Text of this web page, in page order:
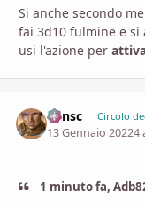
Si anche secondo
fai 3d10 fulmine e si
usi l'azione per
Minsc Circolo
13 Gennaio 20224
1 minuto fa,